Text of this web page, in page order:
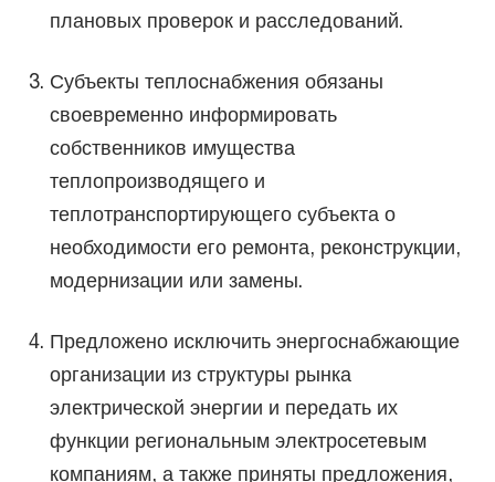
плановых проверок и расследований.
Субъекты теплоснабжения обязаны
своевременно информировать
собственников имущества
теплопроизводящего и
теплотранспортирующего субъекта о
необходимости его ремонта, реконструкции,
модернизации или замены.
Предложено исключить энергоснабжающие
организации из структуры рынка
электрической энергии и передать их
функции региональным электросетевым
компаниям, а также приняты предложения,